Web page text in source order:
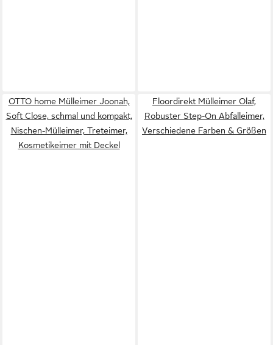
OTTO home Mülleimer Joonah,
Soft Close, schmal und kompakt,
Nischen-Mülleimer, Treteimer,
Kosmetikeimer mit Deckel
Floordirekt Mülleimer Olaf,
Robuster Step-On Abfalleimer,
Verschiedene Farben & Größen